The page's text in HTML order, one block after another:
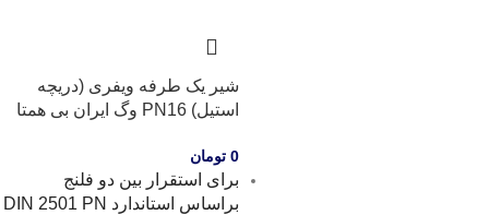
شیر یک طرفه ویفری (دریچه
استیل) PN16 وگ ایران بی همتا
0 تومان
برای استقرار بین دو فلنج
براساس استاندارد DIN 2501 PN